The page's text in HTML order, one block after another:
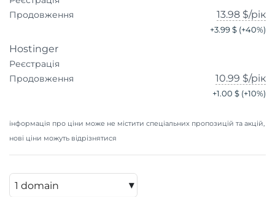
Продовження
13.98 $/рік
+3.99 $ (+40%)
Hostinger
Реєстрація
Продовження
10.99 $/рік
+1.00 $ (+10%)
інформація про ціни може не містити спеціальних пропозицій та акцій,
нові ціни можуть відрізнятися
▾